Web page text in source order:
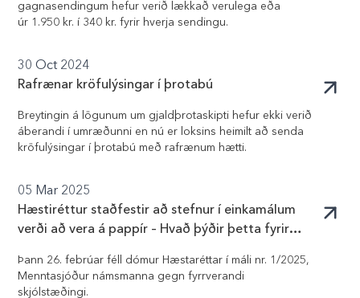
gagnasendingum hefur verið lækkað verulega eða
úr 1.950 kr. í 340 kr. fyrir hverja sendingu.
30 Oct 2024
Rafrænar kröfulýsingar í þrotabú
Breytingin á lögunum um gjaldþrotaskipti hefur ekki verið
áberandi í umræðunni en nú er loksins heimilt að senda
kröfulýsingar í þrotabú með rafrænum hætti.
05 Mar 2025
Hæstiréttur staðfestir að stefnur í einkamálum
verði að vera á pappír – Hvað þýðir þetta fyrir
Þann 26. febrúar féll dómur Hæstaréttar í máli nr. 1/2025,
Menntasjóður námsmanna gegn fyrrverandi
skjólstæðingi.